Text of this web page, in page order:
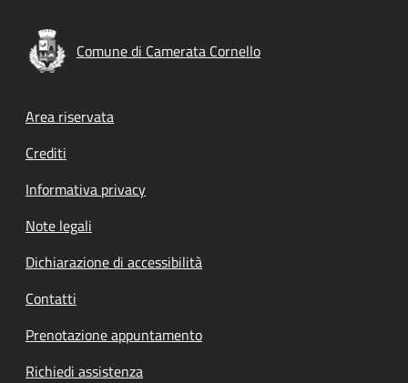
Comune di Camerata Cornello
Footer menu
Area riservata
Crediti
Informativa privacy
Note legali
Dichiarazione di accessibilità
Contatti
Prenotazione appuntamento
Richiedi assistenza